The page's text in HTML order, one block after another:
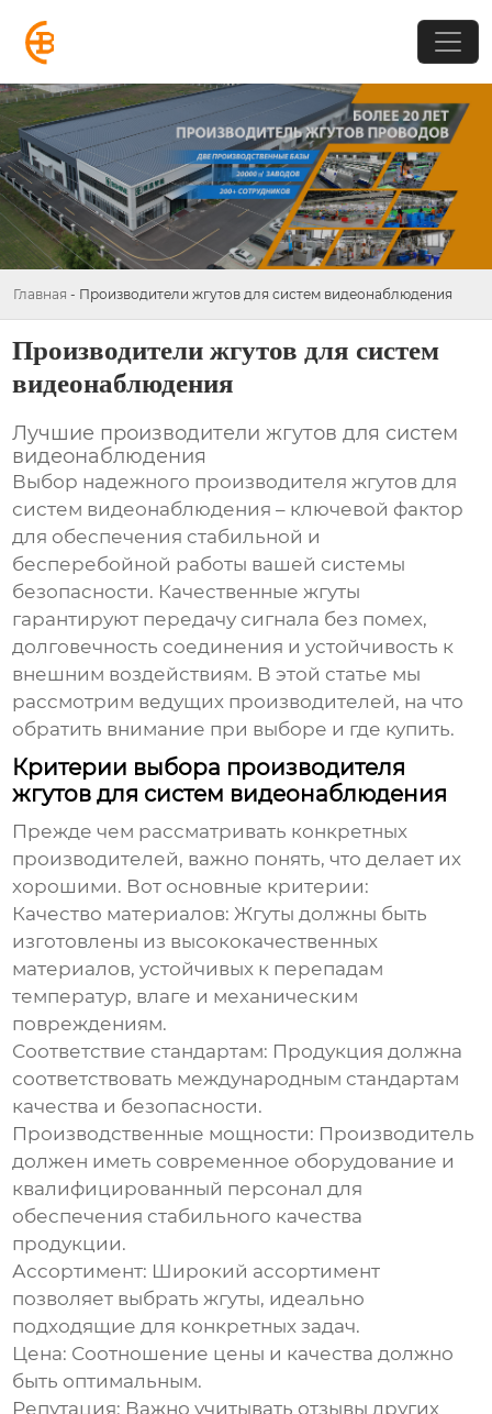
Главная - Производители жгутов для систем видеонаблюдения
Производители жгутов для систем
видеонаблюдения
Лучшие производители жгутов для систем
видеонаблюдения
Выбор надежного производителяжгутов для
систем видеонаблюдения – ключевой фактор
для обеспечения стабильной и
бесперебойной работы вашей системы
безопасности. Качественные жгуты
гарантируют передачу сигнала без помех,
долговечность соединения и устойчивость к
внешним воздействиям. В этой статье мы
рассмотрим ведущих производителей, на что
обратить внимание при выборе и где купить.
Критерии выбора производителя
жгутов для систем видеонаблюдения
Прежде чем рассматривать конкретных
производителей, важно понять, что делает их
хорошими. Вот основные критерии:
Качество материалов: Жгуты должны быть
изготовлены из высококачественных
материалов, устойчивых к перепадам
температур, влаге и механическим
повреждениям.
Соответствие стандартам: Продукция должна
соответствовать международным стандартам
качества и безопасности.
Производственные мощности: Производитель
должен иметь современное оборудование и
квалифицированный персонал для
обеспечения стабильного качества
продукции.
Ассортимент: Широкий ассортимент
позволяет выбрать жгуты, идеально
подходящие для конкретных задач.
Цена: Соотношение цены и качества должно
быть оптимальным.
Репутация: Важно учитывать отзывы других